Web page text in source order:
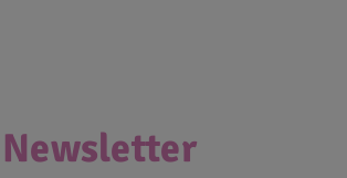
Newsletter